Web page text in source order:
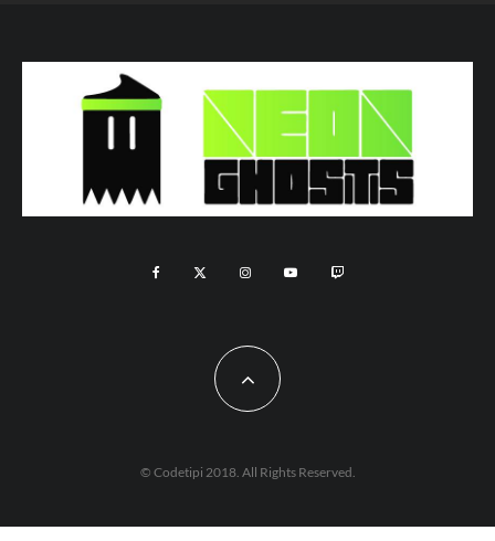
© Codetipi 2018. All Rights Reserved.